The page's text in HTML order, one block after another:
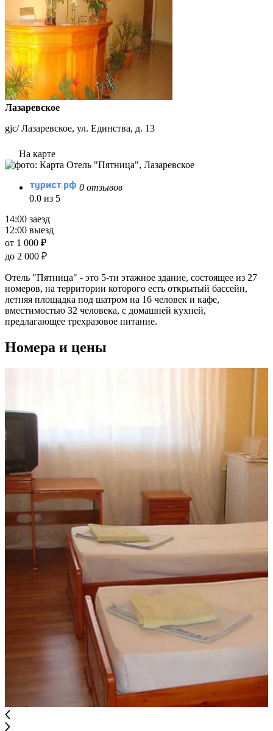
Лазаревское
gjc/ Лазаревское, ул. Единства, д. 13
На карте
0 отзывов
0.0 из 5
14:00 заезд
12:00 выезд
от 1 000 ₽
до 2 000 ₽
Отель "Пятница" - это 5-ти этажное здание, состоящее из 27
номеров, на территории которого есть открытый бассейн,
летняя площадка под шатром на 16 человек и кафе,
вместимостью 32 человека, с домашней кухней,
предлагающее трехразовое питание.
Номера и цены